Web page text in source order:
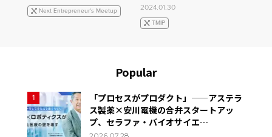
Next Entrepreneur's Meetup 2024.01.30
TMIP
Popular
1
「プロセスがプロダクト」——アステラ
ス製薬×安川電機の合弁スタートアッ
プ、セラファ・バイオサイエ…